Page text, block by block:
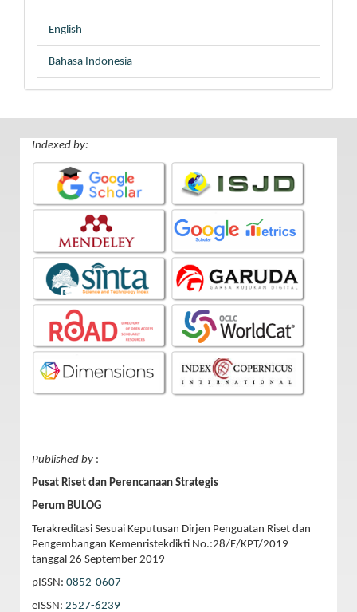
English
Bahasa Indonesia
Indexed by:
Published by :
Pusat Riset dan Perencanaan Strategis
Perum BULOG
Terakreditasi Sesuai Keputusan Dirjen Penguatan Riset dan
Pengembangan Kemenristekdikti No.:28/E/KPT/2019
tanggal 26 September 2019
pISSN: 0852-0607
eISSN: 2527-6239